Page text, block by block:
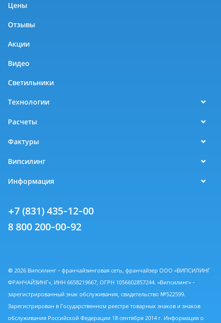
Цены
Отзывы
Акции
Видео
Светильники
Технологии
Расчеты
Фактуры
Випсилинг
Информация
+7 (831) 435-12-00
8 800 200-00-92
© 2026 Випсилинг - франчайзинговая сеть, франчайзер ООО «ВИПСИЛИНГ
ФРАНЧАЙЗИНГ», ИНН 6658219667, ОГРН 1056602857244. «Випсилинг» -
зарегистрированный знак обслуживания, свидетельство №522599.
Зарегистрирован в Государственном реестре товарных знаков и знаков
обслуживания Российской Федерации 18 сентября 2014 г. Информация о